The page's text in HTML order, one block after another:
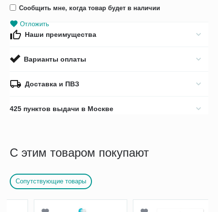
Сообщить мне, когда товар будет в наличии
Отложить
Наши преимущества
Варианты оплаты
Доставка и ПВЗ
425 пунктов выдачи в Москве
С этим товаром покупают
Сопутствующие товары